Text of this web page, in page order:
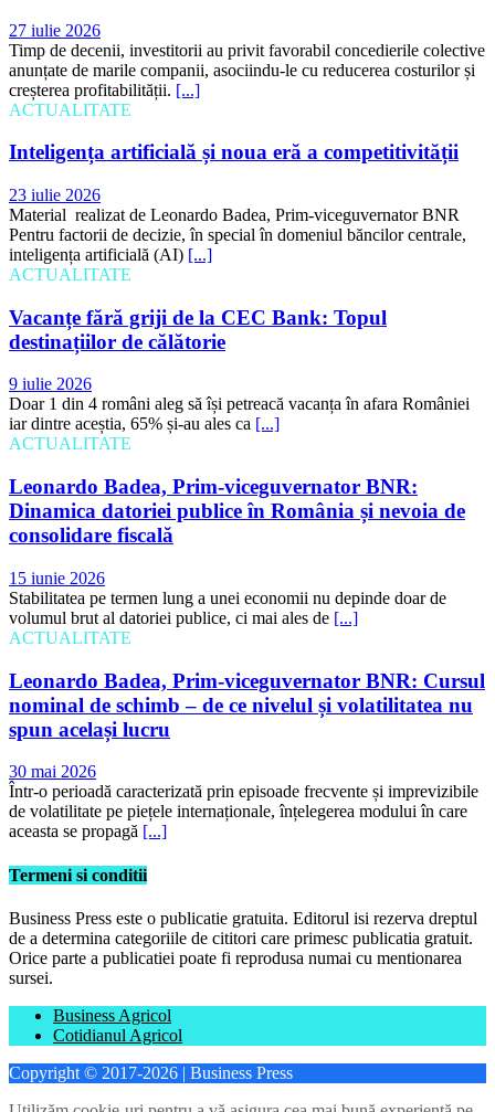
27 iulie 2026
Timp de decenii, investitorii au privit favorabil concedierile colective
anunțate de marile companii, asociindu-le cu reducerea costurilor și
creșterea profitabilității. [...]
ACTUALITATE
Inteligența artificială și noua eră a competitivității
23 iulie 2026
Material realizat de Leonardo Badea, Prim-viceguvernator BNR
Pentru factorii de decizie, în special în domeniul băncilor centrale,
inteligența artificială (AI) [...]
ACTUALITATE
Vacanțe fără griji de la CEC Bank: Topul
destinațiilor de călătorie
9 iulie 2026
Doar 1 din 4 români aleg să își petreacă vacanța în afara României
iar dintre aceștia, 65% și-au ales ca [...]
ACTUALITATE
Leonardo Badea, Prim-viceguvernator BNR:
Dinamica datoriei publice în România și nevoia de
consolidare fiscală
15 iunie 2026
Stabilitatea pe termen lung a unei economii nu depinde doar de
volumul brut al datoriei publice, ci mai ales de [...]
ACTUALITATE
Leonardo Badea, Prim-viceguvernator BNR: Cursul
nominal de schimb – de ce nivelul și volatilitatea nu
spun același lucru
30 mai 2026
Într-o perioadă caracterizată prin episoade frecvente și imprevizibile
de volatilitate pe piețele internaționale, înțelegerea modului în care
aceasta se propagă [...]
Termeni si conditii
Business Press este o publicatie gratuita. Editorul isi rezerva dreptul
de a determina categoriile de cititori care primesc publicatia gratuit.
Orice parte a publicatiei poate fi reprodusa numai cu mentionarea
sursei.
Business Agricol
Cotidianul Agricol
Copyright © 2017-2026 | Business Press